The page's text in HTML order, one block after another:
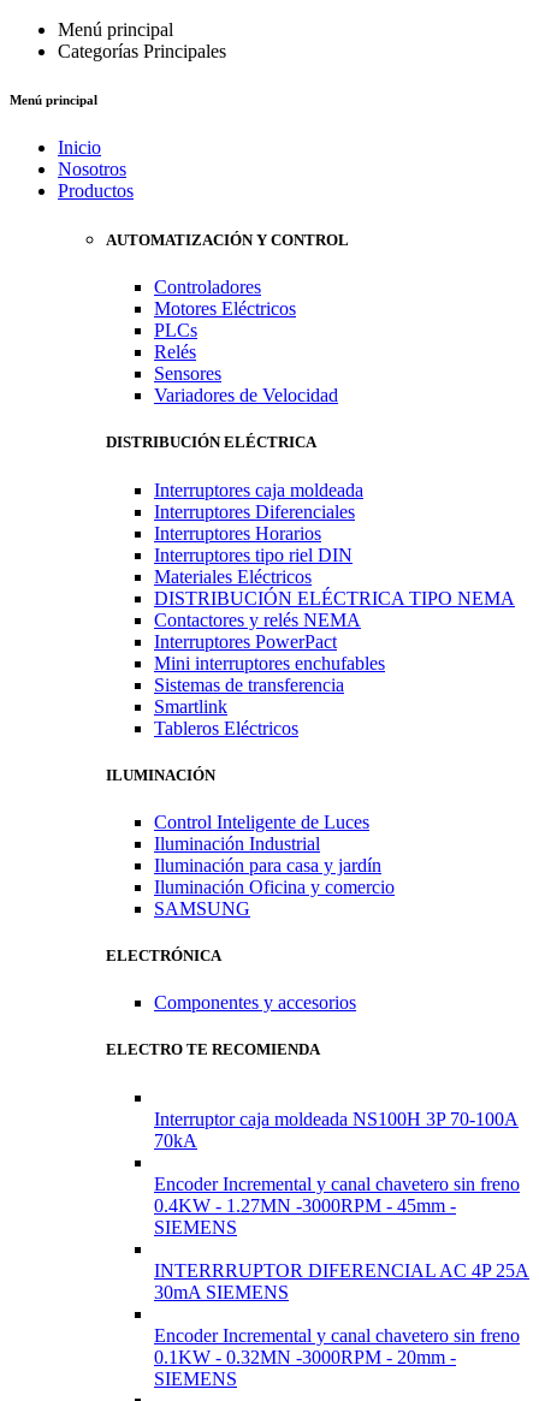
Menú principal
Categorías Principales
Menú principal
Inicio
Nosotros
Productos
AUTOMATIZACIÓN Y CONTROL
Controladores
Motores Eléctricos
PLCs
Relés
Sensores
Variadores de Velocidad
DISTRIBUCIÓN ELÉCTRICA
Interruptores caja moldeada
Interruptores Diferenciales
Interruptores Horarios
Interruptores tipo riel DIN
Materiales Eléctricos
DISTRIBUCIÓN ELÉCTRICA TIPO NEMA
Contactores y relés NEMA
Interruptores PowerPact
Mini interruptores enchufables
Sistemas de transferencia
Smartlink
Tableros Eléctricos
ILUMINACIÓN
Control Inteligente de Luces
Iluminación Industrial
Iluminación para casa y jardín
Iluminación Oficina y comercio
SAMSUNG
ELECTRÓNICA
Componentes y accesorios
ELECTRO TE RECOMIENDA
Interruptor caja moldeada NS100H 3P 70-100A
70kA
Encoder Incremental y canal chavetero sin freno
0.4KW - 1.27MN -3000RPM - 45mm -
SIEMENS
INTERRRUPTOR DIFERENCIAL AC 4P 25A
30mA SIEMENS
Encoder Incremental y canal chavetero sin freno
0.1KW - 0.32MN -3000RPM - 20mm -
SIEMENS